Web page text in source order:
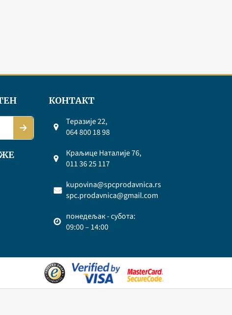
КОНТАКТ
Теразије 22,
064 800 18 98
Краљице Наталије 76,
011 36 25 117
kupovina@spcprodavnica.rs
spc.prodavnica@gmail.com
понедељак - субота:
09:00 – 14:00